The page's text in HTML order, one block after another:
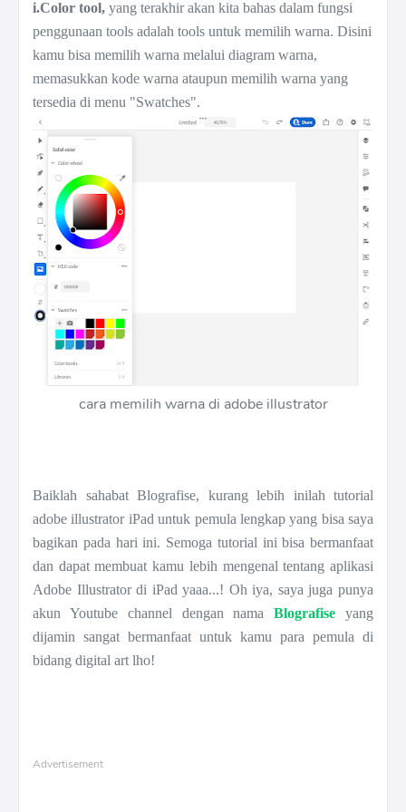
i.Color tool, yang terakhir akan kita bahas dalam fungsi
penggunaan tools adalah tools untuk memilih warna. Disini
kamu bisa memilih warna melalui diagram warna,
memasukkan kode warna ataupun memilih warna yang
tersedia di menu "Swatches".
cara memilih warna di adobe illustrator
Baiklah sahabat Blografise, kurang lebih inilah tutorial
adobe illustrator iPad untuk pemula lengkap yang bisa saya
bagikan pada hari ini. Semoga tutorial ini bisa bermanfaat
dan dapat membuat kamu lebih mengenal tentang aplikasi
Adobe Illustrator di iPad yaaa...! Oh iya, saya juga punya
akun Youtube channel dengan namaBlografise yang
dijamin sangat bermanfaat untuk kamu para pemula di
bidang digital art lho!
Advertisement